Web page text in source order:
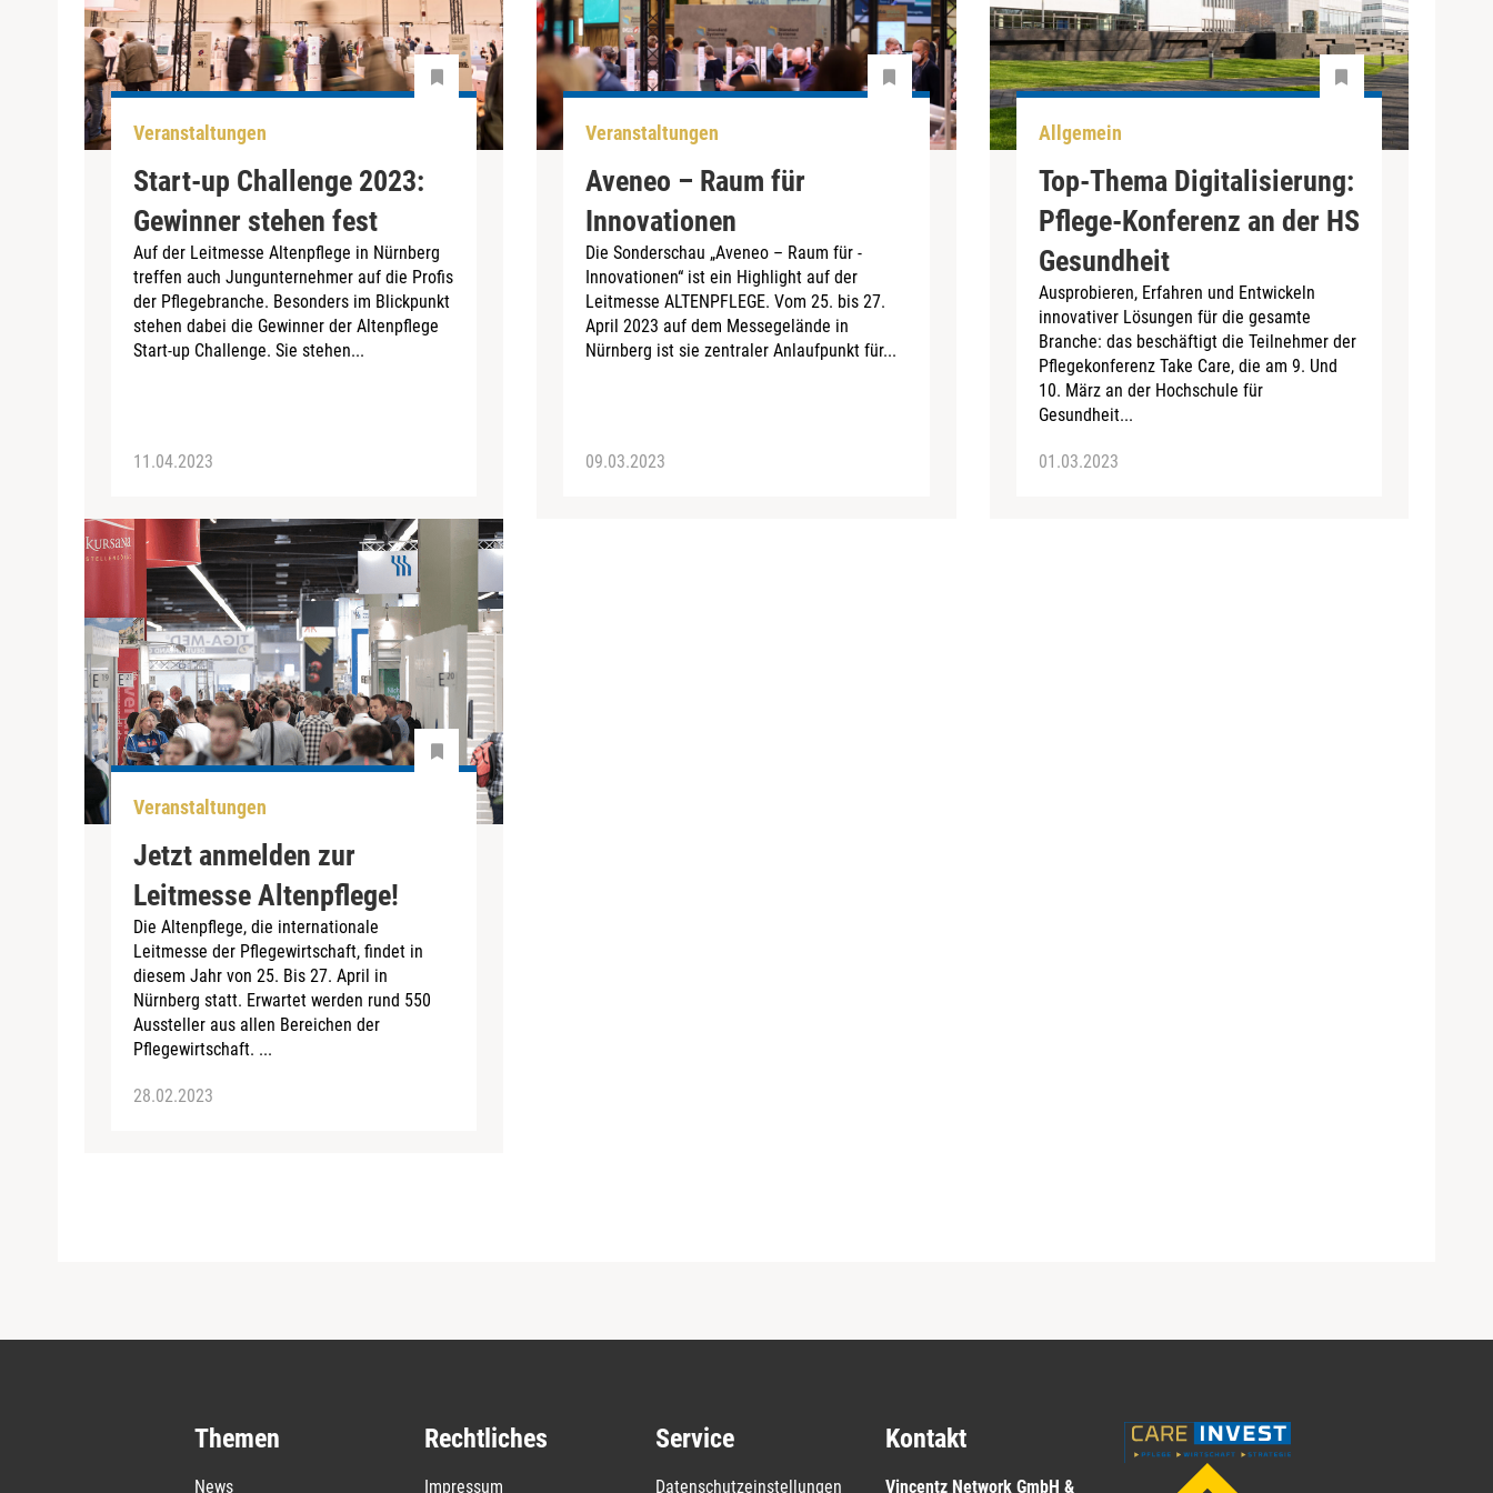
Veranstaltungen
Start-up Challenge 2023:
Gewinner stehen fest
Auf der Leitmesse Altenpflege in Nürnberg
treffen auch Jungunternehmer auf die Profis
der Pflegebranche. Besonders im Blickpunkt
stehen dabei die Gewinner der Altenpflege
Start-up Challenge. Sie stehen...
11.04.2023
Veranstaltungen
Aveneo – Raum für
Innovationen
Die Sonderschau „Aveneo – Raum für ­
Innovationen“ ist ein Highlight auf der
Leitmesse ALTENPFLEGE. Vom 25. bis 27.
April 2023 auf dem Messegelände in
Nürnberg ist sie zentraler Anlaufpunkt für...
09.03.2023
Allgemein
Top-Thema Digitalisierung:
Pflege-Konferenz an der HS
Gesundheit
Ausprobieren, Erfahren und Entwickeln
innovativer Lösungen für die gesamte
Branche: das beschäftigt die Teilnehmer der
Pflegekonferenz Take Care, die am 9. Und
10. März an der Hochschule für
Gesundheit...
01.03.2023
Veranstaltungen
Jetzt anmelden zur
Leitmesse Altenpflege!
Die Altenpflege, die internationale
Leitmesse der Pflegewirtschaft, findet in
diesem Jahr von 25. Bis 27. April in
Nürnberg statt. Erwartet werden rund 550
Aussteller aus allen Bereichen der
Pflegewirtschaft. ...
28.02.2023
Themen
News
Rechtliches
Impressum
Service
Datenschutzeinstellungen
Kontakt
Vincentz Network GmbH &